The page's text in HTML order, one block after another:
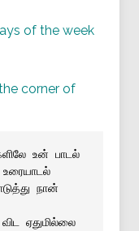
of the week
corner of
உன் பாடல்
நான்
ஏதுமில்லை